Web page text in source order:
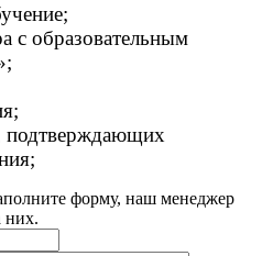
с образовательным
подтверждающих
форму, наш менеджер
них.